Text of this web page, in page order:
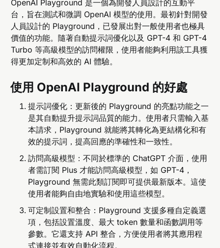
OpenAI Playground 是一個為開發人員設計的互動平
台，旨在測試和微調 OpenAI 模型的使用。最初針對開發
人員設計的 Playground，已發展出對一般使用者也極具
價值的功能。隨著自動提示詞優化以及 GPT-4 和 GPT-4
Turbo 等高級模型的訪問權限，使用者能夠利用該工具獲
得更加定制和高效的 AI 體驗。
使用 OpenAI Playground 的好處
提示詞優化：更新後的 Playground 的亮點功能之一
是其自動提升提示詞品質的能力。使用者只需輸入基
本請求，Playground 就能將其轉化為更結構化和有
效的提示詞，提高回應的準確性和一致性。
訪問高級模型：不同於標準的 ChatGPT 介面，使用
者需訂閱 Plus 才能訪問高級模型，如 GPT-4，
Playground 無需此類訂閱即可提供最新版本。這使
使用者能夠自由地實驗和使用這些模型。
可定制設置和整合：Playground 支援多種自定義選
項，包括設置溫度、最大 token 數量和函數調用等
參數。它還支持 API 整合，方便使用者將其應用程
式連接並有效自動化流程。